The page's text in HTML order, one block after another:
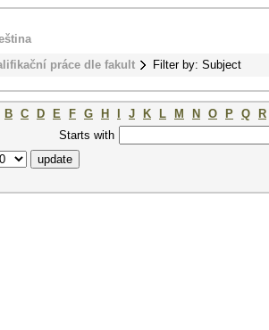
práce dle fakult Filter by: Subject
B C D E F G H J K L M N O P Q
R
Starts with